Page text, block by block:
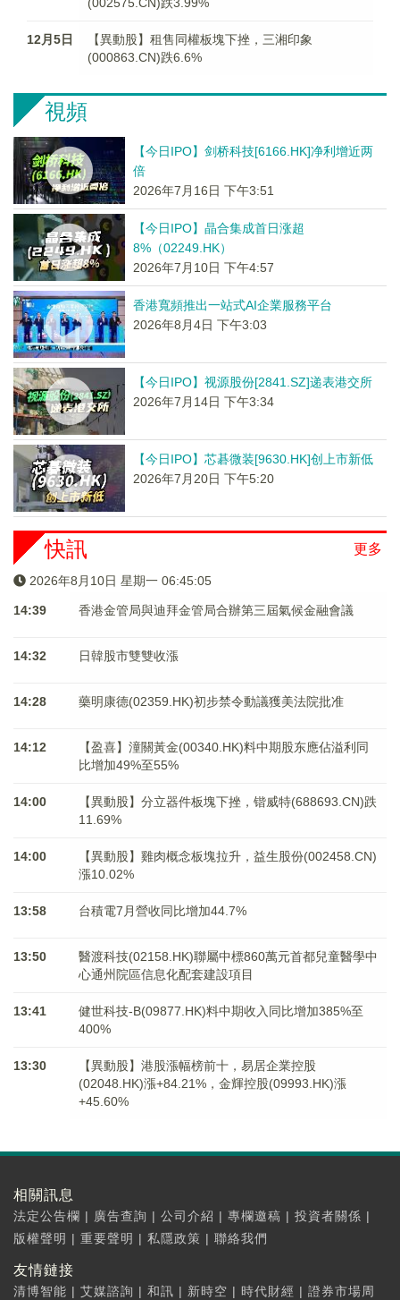
12月5日
【異動股】租售同權板塊下挫，三湘印象
(000863.CN)跌6.6%
視頻
【今日IPO】剑桥科技[6166.HK]净利增近两
倍
2026年7月16日 下午3:51
【今日IPO】晶合集成首日涨超
8%（02249.HK）
2026年7月10日 下午4:57
香港寬頻推出一站式AI企業服務平台
2026年8月4日 下午3:03
【今日IPO】视源股份[2841.SZ]递表港交所
2026年7月14日 下午3:34
【今日IPO】芯碁微装[9630.HK]创上市新低
2026年7月20日 下午5:20
更多
快訊
2026年8月10日 星期一 06:45:05
14:39 香港金管局與迪拜金管局合辦第三屆氣候金融會議
14:32 日韓股市雙雙收漲
14:28 藥明康德(02359.HK)初步禁令動議獲美法院批准
14:12
【盈喜】潼關黃金(00340.HK)料中期股东應佔溢利同
比增加49%至55%
14:00
【異動股】分立器件板塊下挫，锴威特(688693.CN)跌
11.69%
14:00
【異動股】雞肉概念板塊拉升，益生股份(002458.CN)
漲10.02%
13:58 台積電7月營收同比增加44.7%
13:50
醫渡科技(02158.HK)聯屬中標860萬元首都兒童醫學中
心通州院區信息化配套建設項目
13:41
健世科技-B(09877.HK)料中期收入同比增加385%至
400%
13:30
【異動股】港股漲幅榜前十，易居企業控股
(02048.HK)漲+84.21%，金輝控股(09993.HK)漲
+45.60%
相關訊息
法定公告欄 | 廣告查詢 | 公司介紹 | 專欄邀稿 | 投資者關係 |
版權聲明 | 重要聲明 | 私隱政策 | 聯絡我們
友情鏈接
清博智能 | 艾媒諮詢 | 和訊 | 新時空 | 時代財經 | 證券市場周